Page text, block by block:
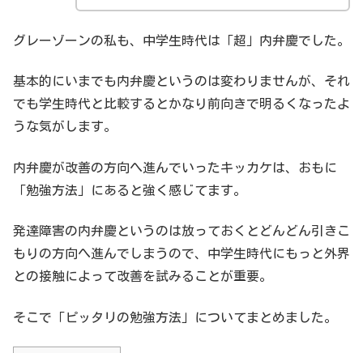
グレーゾーンの私も、中学生時代は「超」内弁慶でした。
基本的にいまでも内弁慶というのは変わりませんが、それ
でも学生時代と比較するとかなり前向きで明るくなったよ
うな気がします。
内弁慶が改善の方向へ進んでいったキッカケは、おもに
「勉強方法」にあると強く感じてます。
発達障害の内弁慶というのは放っておくとどんどん引きこ
もりの方向へ進んでしまうので、中学生時代にもっと外界
との接触によって改善を試みることが重要。
そこで「ピッタリの勉強方法」についてまとめました。